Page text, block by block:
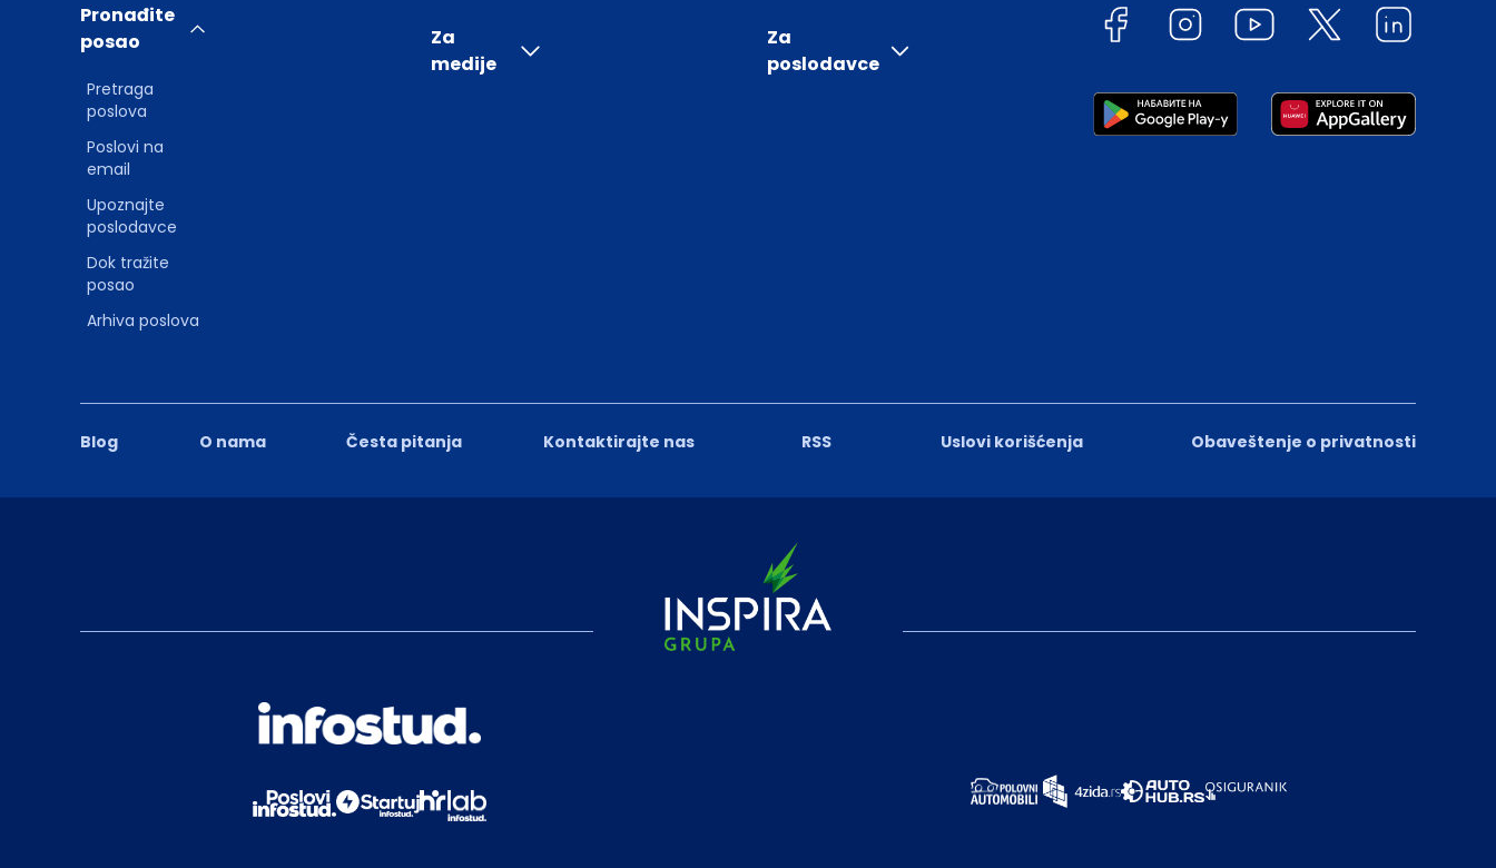
Blog O nama Česta pitanja Kontaktirajte nas RSS Uslovi korišćenja Obaveštenje o privatnosti
Pronađite
posao
Pretraga
poslova
Poslovi na
email
Upoznajte
poslodavce
Dok tražite
posao
Arhiva poslova
Za
medije
Za
poslodavce